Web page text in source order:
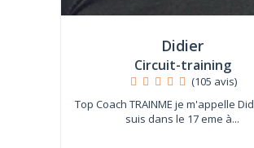
Didier
Circuit-training
(105 avis)
Top Coach TRAINME je m'appelle
suis dans le 17 eme à...